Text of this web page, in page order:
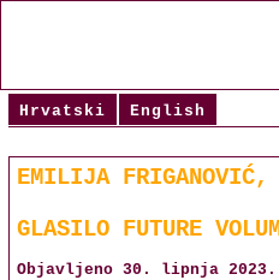
Hrvatski English
EMILIJA FRIGANOVIĆ,
GLASILO FUTURE
Objavljeno 30. lipnja